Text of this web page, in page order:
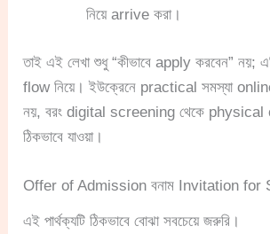
নিয়ে arrive করা।
তাই এই লেখা শুধু “কীভাবে apply করবেন” নয়;
flow নিয়ে। ইউক্রেনে practical সমস্যা
নয়, বরং digital screening থেকে
ঠিকভাবে যাওয়া।
Offer of Admission বনাম Invitation for
এই পার্থক্যটি ঠিকভাবে বোঝা সবচেয়ে জরুরি।